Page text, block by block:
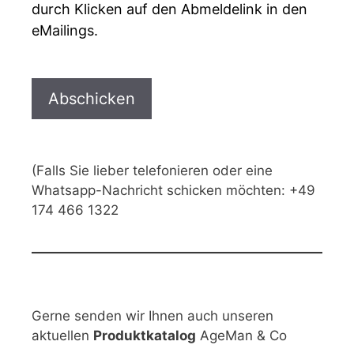
durch Klicken auf den Abmeldelink in den
eMailings.
(Falls Sie lieber telefonieren oder eine
Whatsapp-Nachricht schicken möchten: +49
174 466 1322
Gerne senden wir Ihnen auch unseren
aktuellen Produktkatalog AgeMan & Co